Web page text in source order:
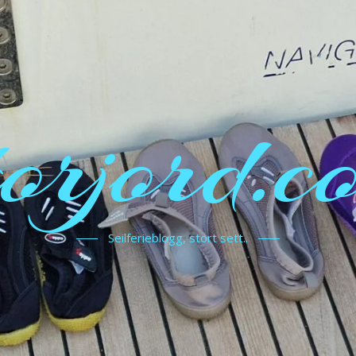
Seilferieblogg, stort sett..